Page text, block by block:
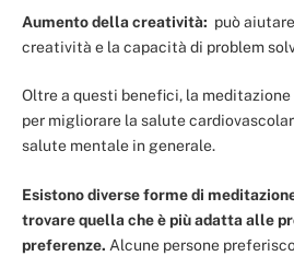
Aumento della creatività: può
creatività e la capacità di problem
Oltre a questi benefici, la
per migliorare la salute
salute mentale in generale.
Esistono diverse forme di
trovare quella che è più adatta alle
preferenze. Alcune persone